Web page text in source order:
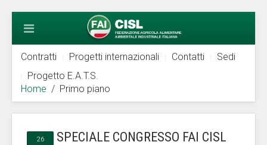
Contratti Progetti internazionali Contatti
Sedi
Progetto E.A.T.S.
Home
Primo piano
26
SPECIALE CONGRESSO FAI CISL